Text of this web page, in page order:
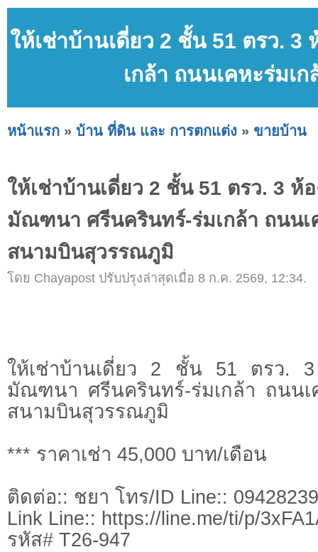
ให้เช่าบ้านเดี่ยว 2 ชั้น 51 ตรว.
เกล้า ถนนเคหะร่มเ
หน้าแรก » บ้าน ที่ดิน และ การตกแต่ง » ขายบ้าน
ให้เช่าบ้านเดี่ยว 2 ชั้น 51 ตรว. 3 ห้
มัณฑนา ศรีนครินทร์-ร่มเกล้า ถนนเ
สนามบินสุวรรณภูมิ
โดย Chayapost ปรับปรุงล่าสุดเมื่อ 8 ก.ค. 2569, 12:34.
ให้เช่าบ้านเดี่ยว 2 ชั้น 51 ตรว.
มัณฑนา ศรีนครินทร์-ร่มเกล้า ถนนเ
สนามบินสุวรรณภูมิ
*** ราคาเช่า 45,000 บาท/เดือน
ติดต่อ:: ชยา โทร/ID Line::
Link Line:: https://line.me/ti/p/
รหัส# T26-947